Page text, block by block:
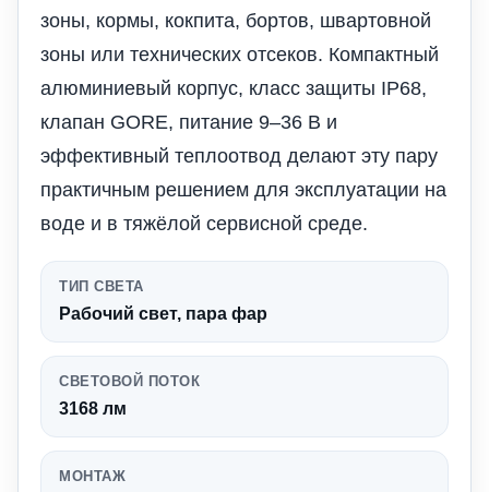
зоны, кормы, кокпита, бортов, швартовной
зоны или технических отсеков. Компактный
алюминиевый корпус, класс защиты IP68,
клапан GORE, питание 9–36 В и
эффективный теплоотвод делают эту пару
практичным решением для эксплуатации на
воде и в тяжёлой сервисной среде.
ТИП СВЕТА
Рабочий свет, пара фар
СВЕТОВОЙ ПОТОК
3168 лм
МОНТАЖ